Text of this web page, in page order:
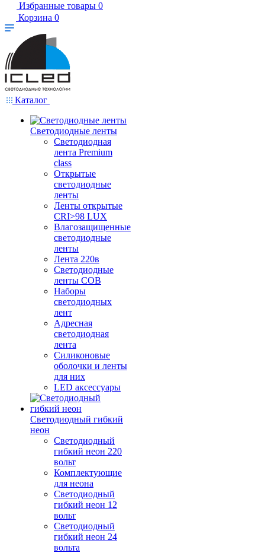
Избранные товары 0
Корзина 0
Каталог
Светодиодные ленты
Светодиодная
лента Premium
class
Открытые
светодиодные
ленты
Ленты открытые
CRI>98 LUX
Влагозащищенные
светодиодные
ленты
Лента 220в
Светодиодные
ленты COB
Наборы
светодиодных
лент
Адресная
светодиодная
лента
Силиконовые
оболочки и ленты
для них
LED аксессуары
Светодиодный гибкий
неон
Светодиодный
гибкий неон 220
вольт
Комплектующие
для неона
Светодиодный
гибкий неон 12
вольт
Светодиодный
гибкий неон 24
вольта